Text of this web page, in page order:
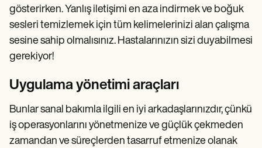
gösterirken. Yanlış iletişimi en aza indirmek ve boğuk
sesleri temizlemek için tüm kelimelerinizi alan çalışma
sesine sahip olmalısınız. Hastalarınızın sizi duyabilmesi
gerekiyor!
Uygulama yönetimi araçları
Bunlar sanal bakımla ilgili en iyi arkadaşlarınızdır, çünkü
iş operasyonlarını yönetmenize ve güçlük çekmeden
zamandan ve süreçlerden tasarruf etmenize olanak